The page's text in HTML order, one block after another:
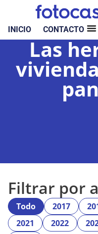
INICIO CONTACTO
Las
Filtrar por
2017
2021
2022
Todo